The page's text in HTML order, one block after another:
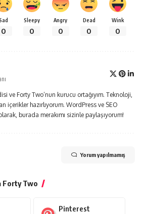
0
Sleepy
0
Angry
0
Dead
0
Wink
0
ve Forty Two’nun kurucu ortağıyım. Teknoloji,
içerikler hazırlıyorum. WordPress ve SEO
burada merakımı sizinle paylaşıyorum!
Yorum yapılmamış
Forty Two
Pinterest